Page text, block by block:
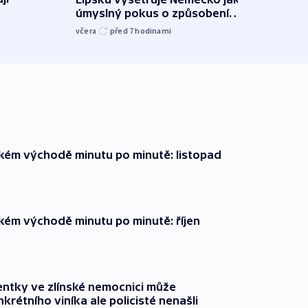
úmyslný pokus o způsobení
exploze
včera před 7hodinami
východě minutu po minutě: listopad
východě minutu po minutě: říjen
ve zlínské nemocnici může
viníka ale policisté nenašli